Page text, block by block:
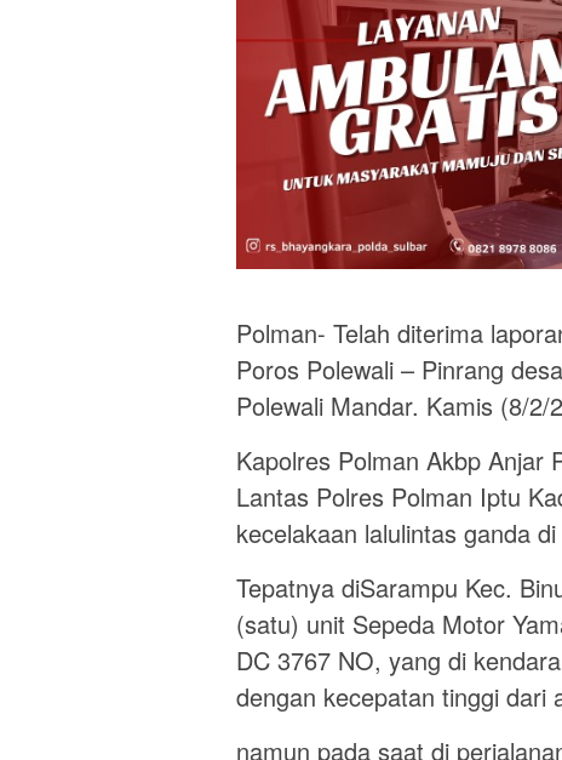
Polman- Telah diterima
Poros Polewali – Pinrang
Polewali Mandar. Kamis (8/2/
Kapolres Polman Akbp Anjar
Lantas Polres Polman Iptu
kecelakaan lalulintas ganda
Tepatnya diSarampu Kec.
(satu) unit Sepeda Motor
DC 3767 NO, yang di
dengan kecepatan tinggi dari
namun pada saat di